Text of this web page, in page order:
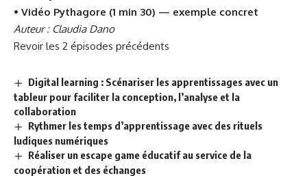
• Vidéo Pythagore (1 min 30) — exemple concret
Auteur : Claudia Dano
Revoir les 2 épisodes précédents
Digital learning : Scénariser les apprentissages avec un
tableur pour faciliter la conception, l’analyse et la
collaboration
Rythmer les temps d’apprentissage avec des rituels
ludiques numériques
Réaliser un escape game éducatif au service de la
coopération et des échanges